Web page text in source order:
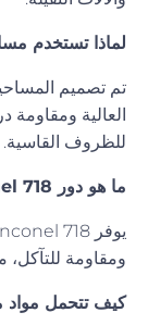
لماذا تستخدم
تم تصميم
العالية ومقاومة
للظروف القاسية.
ما هو دور Inconel 718 في المحركات الفضائية؟
ومقاومة للتآكل،
كيف تتحمل مواد